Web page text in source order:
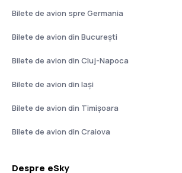
Bilete de avion spre Germania
Bilete de avion din București
Bilete de avion din Cluj-Napoca
Bilete de avion din Iași
Bilete de avion din Timișoara
Bilete de avion din Craiova
Despre eSky